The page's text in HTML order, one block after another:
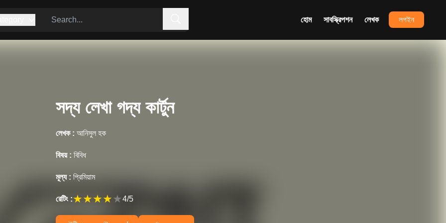
হোম সাবস্ক্রিপশন লেখক লগইন
সদ্য লেখা গদ্য কার্টুন
লেখক : আনিসুল হক
বিষয় : বিবিধ
মূল্য : প্রিমিয়াম
রেটিং :★★★★★4/5